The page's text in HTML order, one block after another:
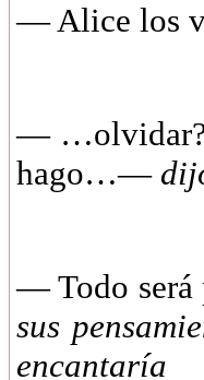
—Alice los
—
hago…—
— Todo
sus
encantaría